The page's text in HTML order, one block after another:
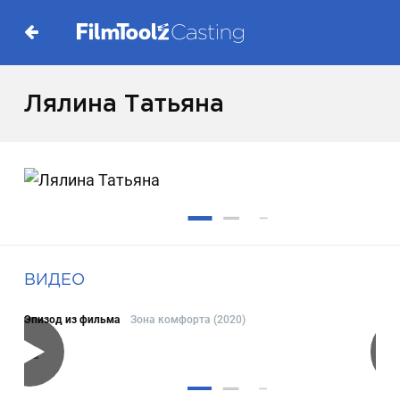
Лялина Татьяна
ВИДЕО
Эпизод из фильма Зона комфорта (2020)